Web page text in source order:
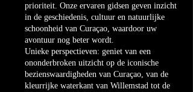
prioriteit. Onze ervaren gidsen geven inzicht
in de geschiedenis, cultuur en natuurlijke
schoonheid van Curaçao, waardoor uw
avontuur nog beter wordt.
Unieke perspectieven: geniet van een
ononderbroken uitzicht op de iconische
bezienswaardigheden van Curaçao, van de
kleurrijke waterkant van Willemstad tot de